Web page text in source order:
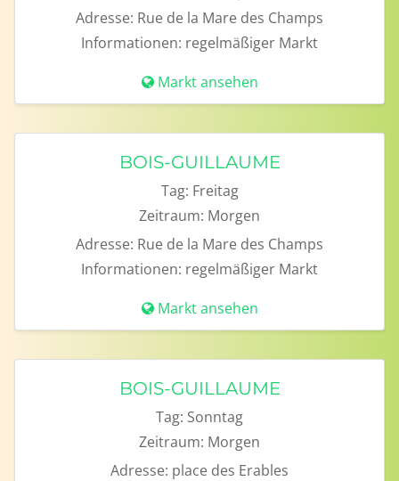
Adresse: Rue de la Mare des Champs
Informationen: regelmäßiger Markt
Markt ansehen
BOIS-GUILLAUME
Tag: Freitag
Zeitraum: Morgen
Adresse: Rue de la Mare des Champs
Informationen: regelmäßiger Markt
Markt ansehen
BOIS-GUILLAUME
Tag: Sonntag
Zeitraum: Morgen
Adresse: place des Erables